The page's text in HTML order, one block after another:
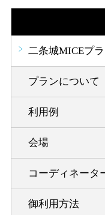
二条城MICEプ
プランについて
利用例
会場
コーディネータ
御利用方法